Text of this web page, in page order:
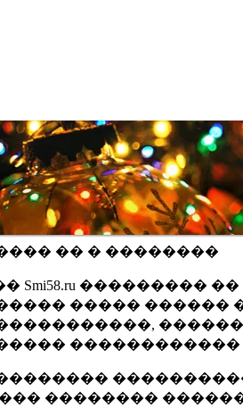
�� � ��������
���������
����� ������
������������
��������